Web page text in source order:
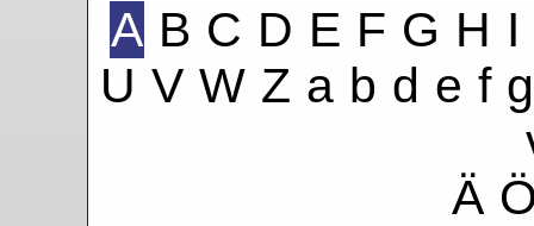
A B C D E F G H I
U V W Z a b d e f g
Ä